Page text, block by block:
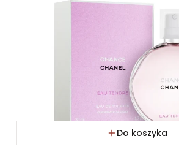
Do koszyka